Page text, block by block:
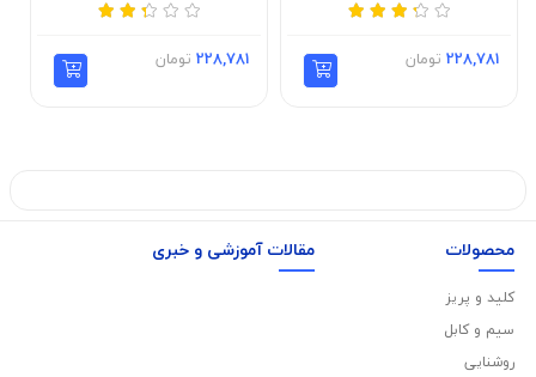
228,781 تومان 228,781 تومان
محصولات
کلید و پریز
سیم و کابل
روشنایی
مقالات آموزشی و خبری